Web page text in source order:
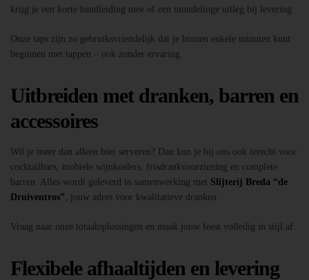
krijg je een korte handleiding mee of een mondelinge uitleg bij levering.
Onze taps zijn zo gebruiksvriendelijk dat je binnen enkele minuten kunt
beginnen met tappen – ook zonder ervaring.
Uitbreiden met dranken, barren en
accessoires
Wil je meer dan alleen bier serveren? Dan kun je bij ons ook terecht voor
cocktailbars, mobiele wijnkoelers, frisdrankvoorziening en complete
barren. Alles wordt geleverd in samenwerking met Slijterij Breda “de
Druiventros” , jouw adres voor kwalitatieve dranken.
Vraag naar onze totaaloplossingen en maak jouw feest volledig in stijl af.
Flexibele afhaaltijden en levering